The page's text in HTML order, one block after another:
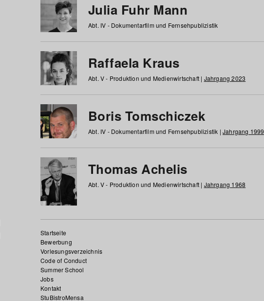
Julia Fuhr Mann
Abt. IV - Dokumentarfilm und Fernsehpublizistik
Raffaela Kraus
Abt. V - Produktion und Medienwirtschaft | Jahrgang 2023
Boris Tomschiczek
Abt. IV - Dokumentarfilm und Fernsehpublizistik | Jahrgang 1999
Thomas Achelis
Abt. V - Produktion und Medienwirtschaft | Jahrgang 1968
Startseite
Bewerbung
Vorlesungsverzeichnis
Code of Conduct
Summer School
Jobs
Kontakt
StuBistroMensa